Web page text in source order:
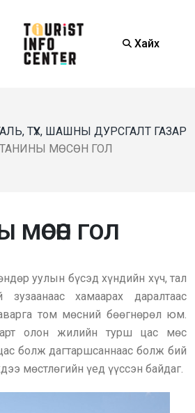
Хайх
ТҮҮХ, ШАШНЫ ДУРСГАЛТ ГАЗАР
МӨСӨН ГОЛ
ГОЛ
уулын бүсэд хүндийн хүч, тал
хамаарах даралтаас
том мөсний бөөгнөрөл юм.
олон жилийн турш цас мөс
болж дагтаршсаннаас болж бий
мөстлөгийн үед үүссэн байдаг.